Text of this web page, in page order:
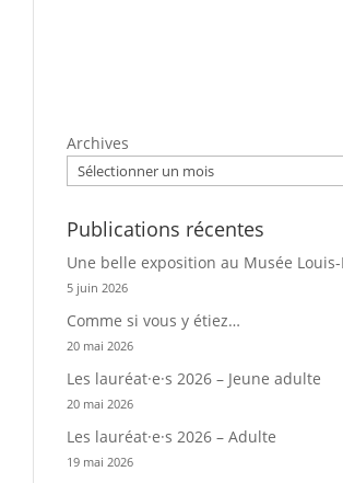
Archives
Publications récentes
Une belle exposition au Musée
5 juin 2026
Comme si vous y étiez…
20 mai 2026
Les lauréat·e·s 2026 – Jeune adulte
20 mai 2026
Les lauréat·e·s 2026 – Adulte
19 mai 2026